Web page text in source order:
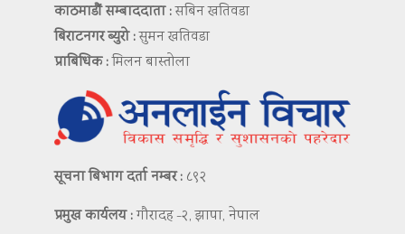
काठमाडौं सम्बाददाता :सबिन खतिवडा
बिराटनगर ब्युरो :सुमन खतिवडा
प्राबिधिक :मिलन बास्तोला
सूचना बिभाग दर्ता नम्बर : ८९२
प्रमुख कार्यलय :गौरादह -२, झापा, नेपाल